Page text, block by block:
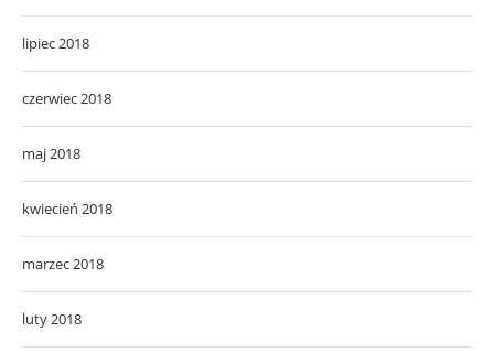
lipiec 2018
czerwiec 2018
maj 2018
kwiecień 2018
marzec 2018
luty 2018